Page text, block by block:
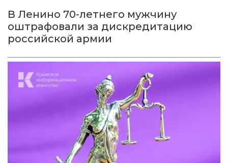
В Ленино 70-летнего мужчину
оштрафовали за дискредитацию
российской армии